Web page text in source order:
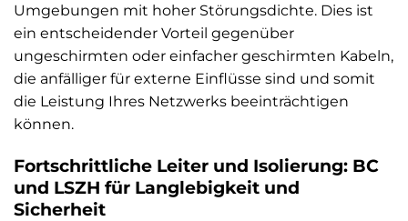
Umgebungen mit hoher Störungsdichte. Dies ist
ein entscheidender Vorteil gegenüber
ungeschirmten oder einfacher geschirmten Kabeln,
die anfälliger für externe Einflüsse sind und somit
die Leistung Ihres Netzwerks beeinträchtigen
können.
Fortschrittliche Leiter und Isolierung: BC
und LSZH für Langlebigkeit und
Sicherheit